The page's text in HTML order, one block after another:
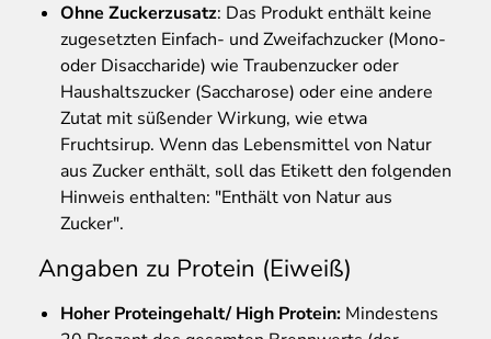
Ohne Zuckerzusatz: Das Produkt enthält keine
zugesetzten Einfach- und Zweifachzucker (Mono-
oder Disaccharide) wie Traubenzucker oder
Haushaltszucker (Saccharose) oder eine andere
Zutat mit süßender Wirkung, wie etwa
Fruchtsirup. Wenn das Lebensmittel von Natur
aus Zucker enthält, soll das Etikett den folgenden
Hinweis enthalten: "Enthält von Natur aus
Zucker".
Angaben zu Protein (Eiweiß)
Hoher Proteingehalt/ High Protein: Mindestens